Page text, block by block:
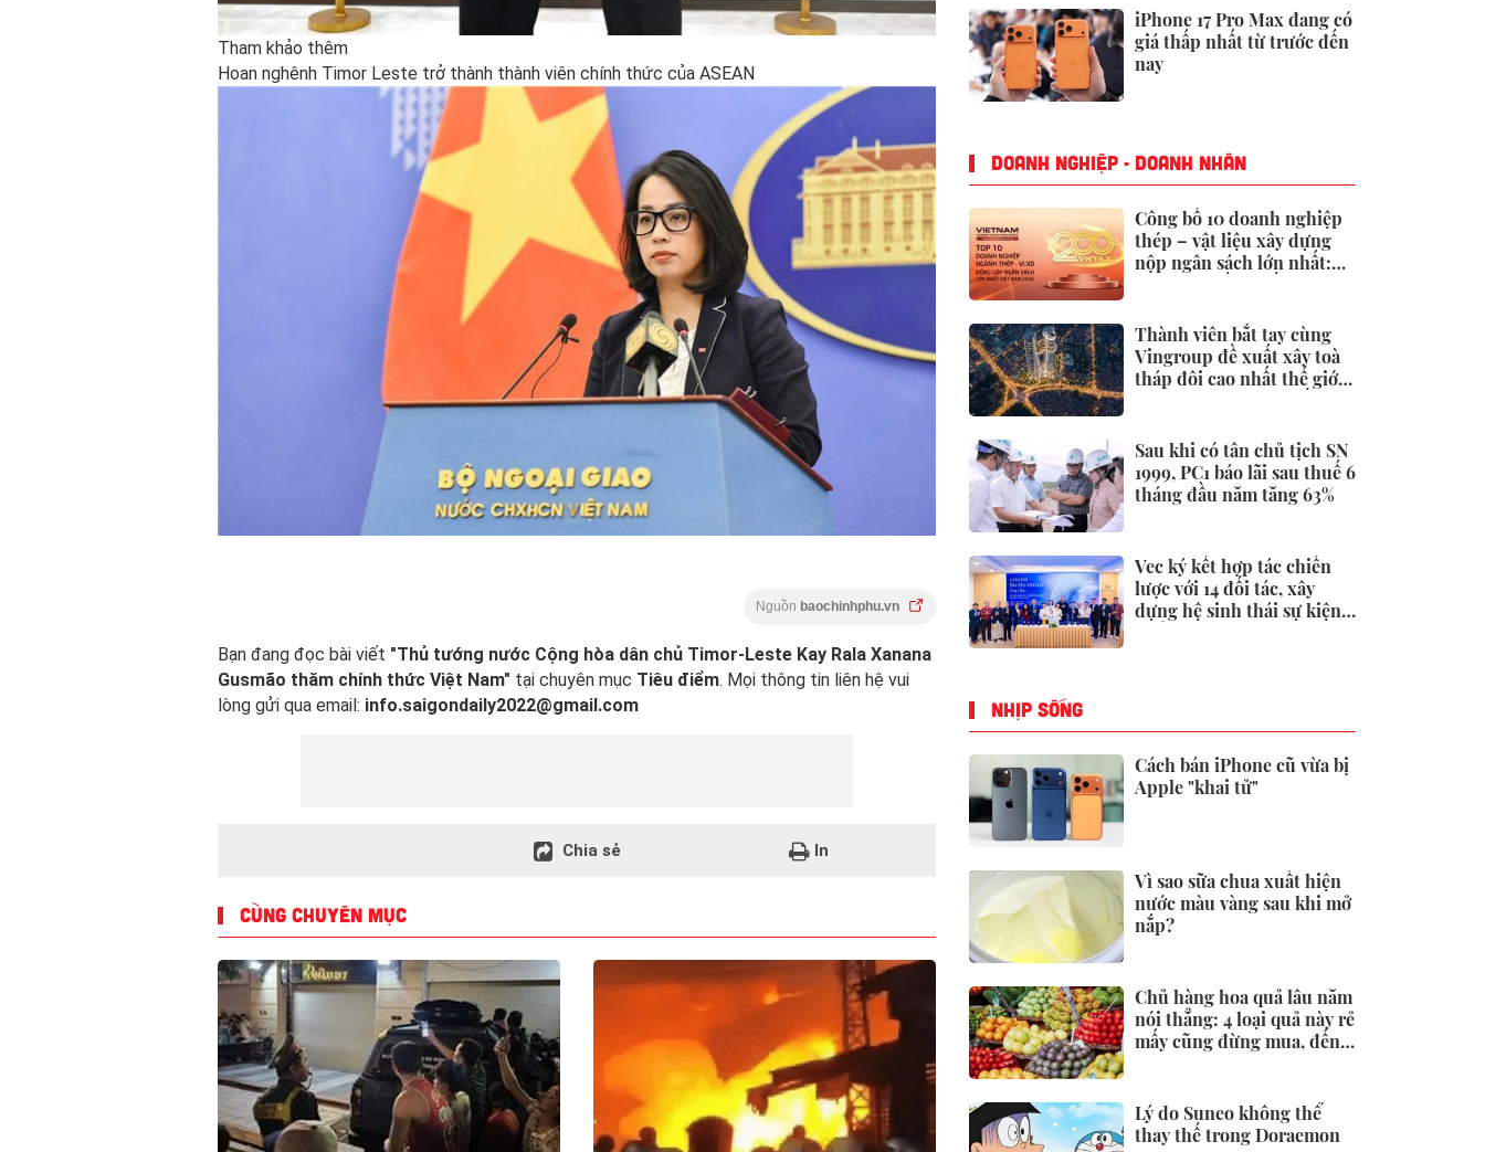
Tham khảo thêm
Hoan nghênh Timor Leste trở thành thành viên chính thức của ASEAN
Nguồn baochinhphu.vn
Bạn đang đọc bài viết "Thủ tướng nước Cộng hòa dân chủ Timor-Leste Kay Rala Xanana
Gusmão thăm chính thức Việt Nam" tại chuyên mục Tiêu điểm. Mọi thông tin liên hệ vui
lòng gửi qua email: info.saigondaily2022@gmail.com
Chia sẻ In
CÙNG CHUYÊN MỤC
iPhone 17 Pro Max đang có
giá thấp nhất từ trước đến
nay
DOANH NGHIỆP - DOANH NHÂN
Công bố 10 doanh nghiệp
thép – vật liệu xây dựng
nộp ngân sách lớn nhất:
Thành viên bắt tay cùng
Vingroup đề xuất xây toà
tháp đôi cao nhất thế giới
Sau khi có tân chủ tịch SN
1999, PC1 báo lãi sau thuế 6
tháng đầu năm tăng 63%
Vec ký kết hợp tác chiến
lược với 14 đối tác, xây
dựng hệ sinh thái sự kiện -
NHỊP SỐNG
Cách bán iPhone cũ vừa bị
Apple "khai tử"
Vì sao sữa chua xuất hiện
nước màu vàng sau khi mở
nắp?
Chủ hàng hoa quả lâu năm
nói thẳng: 4 loại quả này rẻ
mấy cũng đừng mua, đến
Lý do Suneo không thể
thay thế trong Doraemon